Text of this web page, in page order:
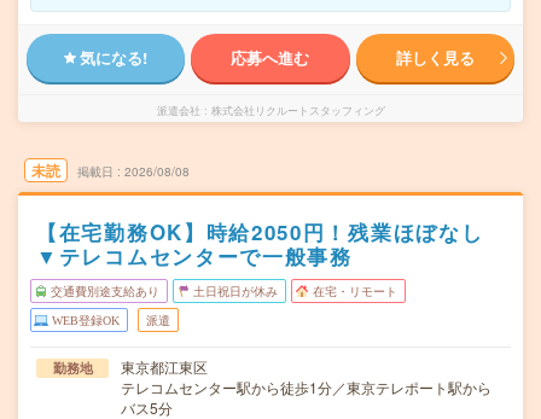
気になる! 応募へ進む 詳しく見る
派遣会社 株式会社リクルートスタッフィング
未読 掲載日 2026/08/08
【在宅勤務OK】時給2050円！残業ほぼなし
▼テレコムセンターで一般事務
交通費別途支給あり 土日祝日が休み 在宅・リモート
WEB登録OK 派遣
勤務地
東京都江東区
テレコムセンター駅から徒歩1分／東京テレポート駅から
バス5分